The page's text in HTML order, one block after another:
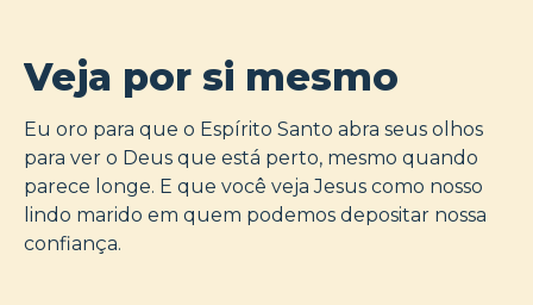
Veja por si mesmo
Eu oro para que o Espírito Santo abra seus olhos
para ver o Deus que está perto, mesmo quando
parece longe. E que você veja Jesus como nosso
lindo marido em quem podemos depositar nossa
confiança.